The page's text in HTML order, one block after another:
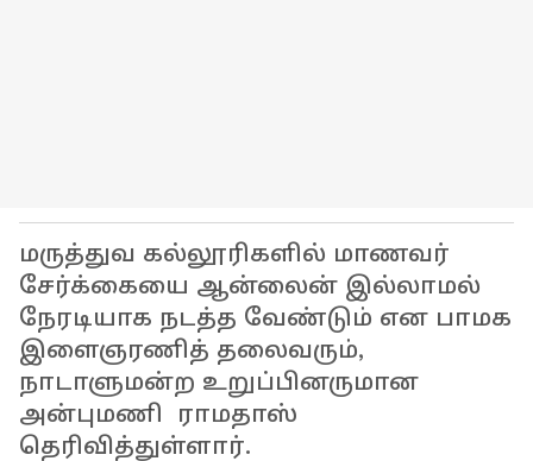
மருத்துவ கல்லூரிகளில் மாணவர்
சேர்க்கையை ஆன்லைன் இல்லாமல்
நேரடியாக நடத்த வேண்டும் என பாமக
இளைஞரணித் தலைவரும்,
நாடாளுமன்ற உறுப்பினருமான
அன்புமணி ராமதாஸ்
தெரிவித்துள்ளார்.